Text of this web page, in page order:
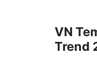
VN
Trend